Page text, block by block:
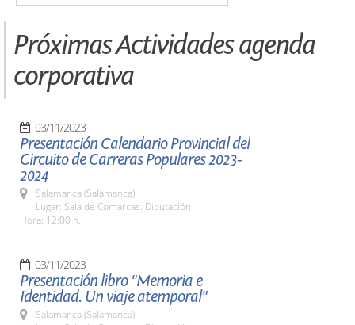
Próximas Actividades agenda
corporativa
03/11/2023
Presentación Calendario Provincial del
Circuito de Carreras Populares 2023-
2024
Salamanca (Salamanca)
Lugar: Sala de Comarcas. Diputación
Hora: 12:00 h.
03/11/2023
Presentación libro "Memoria e
Identidad. Un viaje atemporal"
Salamanca (Salamanca)